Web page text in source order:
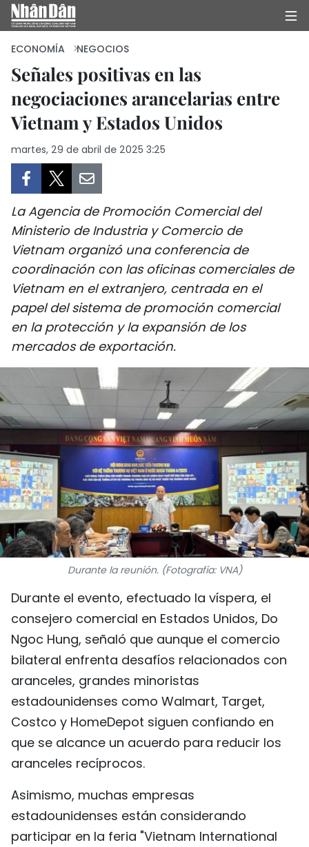
INICIO
POLÍTICA
SALUD - MEDIO AMBIENTE
CULTURA - ENTRETENIMIENTO
INTERNACIONAL
DEPORTES
VIAJES
PUENTE DE AMISTAD
HISTORIAS MULTIMEDIA
FOTOGRAFÍA
¿QUIÉNES SOMOS?
TIẾNG VIỆT
ENGLISH
中文
FRANÇAIS
РУССКИЙ
ECONOMÍA NEGOCIOS
Señales positivas en las
negociaciones arancelarias entre
Vietnam y Estados Unidos
martes, 29 de abril de 2025 3:25
La Agencia de Promoción Comercial del
Ministerio de Industria y Comercio de
Vietnam organizó una conferencia de
coordinación con las oficinas comerciales de
Vietnam en el extranjero, centrada en el
papel del sistema de promoción comercial
en la protección y la expansión de los
mercados de exportación.
Durante la reunión. (Fotografía: VNA)
Durante el evento, efectuado la víspera, el
consejero comercial en Estados Unidos, Do
Ngoc Hung, señaló que aunque el comercio
bilateral enfrenta desafíos relacionados con
aranceles, grandes minoristas
estadounidenses como Walmart, Target,
Costco y HomeDepot siguen confiando en
que se alcance un acuerdo para reducir los
aranceles recíprocos.
Asimismo, muchas empresas
estadounidenses están considerando
participar en la feria "Vietnam International